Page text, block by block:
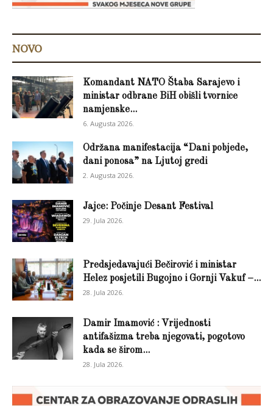
NOVO
Komandant NATO Štaba Sarajevo i
ministar odbrane BiH obišli tvornice
namjenske...
6. Augusta 2026.
Održana manifestacija “Dani pobjede,
dani ponosa” na Ljutoj gredi
2. Augusta 2026.
Jajce: Počinje Desant Festival
29. Jula 2026.
Predsjedavajući Bečirović i ministar
Helez posjetili Bugojno i Gornji Vakuf –...
28. Jula 2026.
Damir Imamović : Vrijednosti
antifašizma treba njegovati, pogotovo
kada se širom...
28. Jula 2026.